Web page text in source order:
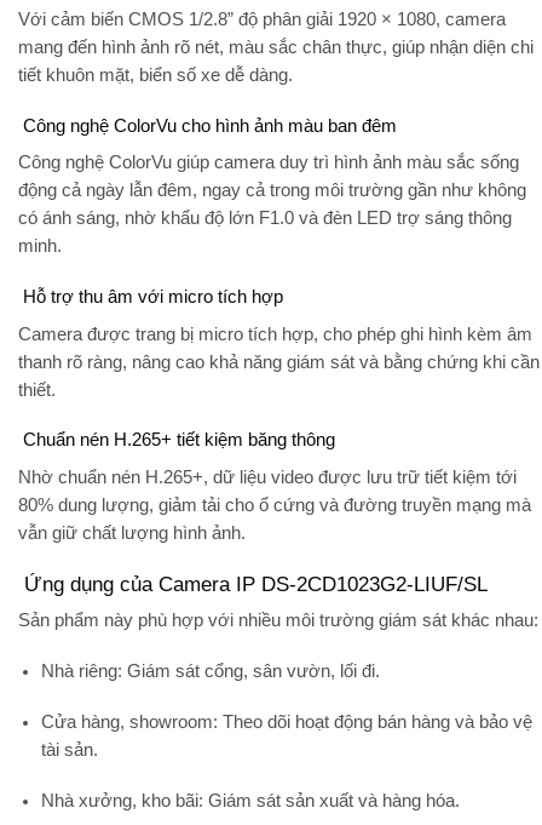
Với cảm biến CMOS 1/2.8” độ phân giải 1920 × 1080, camera
mang đến hình ảnh rõ nét, màu sắc chân thực, giúp nhận diện chi
tiết khuôn mặt, biển số xe dễ dàng.
Công nghệ ColorVu cho hình ảnh màu ban đêm
Công nghệ ColorVu giúp camera duy trì hình ảnh màu sắc sống
động cả ngày lẫn đêm, ngay cả trong môi trường gần như không
có ánh sáng, nhờ khẩu độ lớn F1.0 và đèn LED trợ sáng thông
minh.
Hỗ trợ thu âm với micro tích hợp
Camera được trang bị micro tích hợp, cho phép ghi hình kèm âm
thanh rõ ràng, nâng cao khả năng giám sát và bằng chứng khi cần
thiết.
Chuẩn nén H.265+ tiết kiệm băng thông
Nhờ chuẩn nén H.265+, dữ liệu video được lưu trữ tiết kiệm tới
80% dung lượng, giảm tải cho ổ cứng và đường truyền mạng mà
vẫn giữ chất lượng hình ảnh.
Ứng dụng của Camera IP DS-2CD1023G2-LIUF/SL
Sản phẩm này phù hợp với nhiều môi trường giám sát khác nhau:
Nhà riêng: Giám sát cổng, sân vườn, lối đi.
Cửa hàng, showroom: Theo dõi hoạt động bán hàng và bảo vệ
tài sản.
Nhà xưởng, kho bãi: Giám sát sản xuất và hàng hóa.